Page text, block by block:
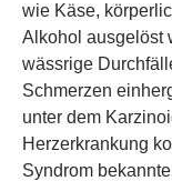
wie Käse,
Alkohol ausgelöst
wässrige
Schmerzen
unter dem
Herzerkrankung
Syndrom